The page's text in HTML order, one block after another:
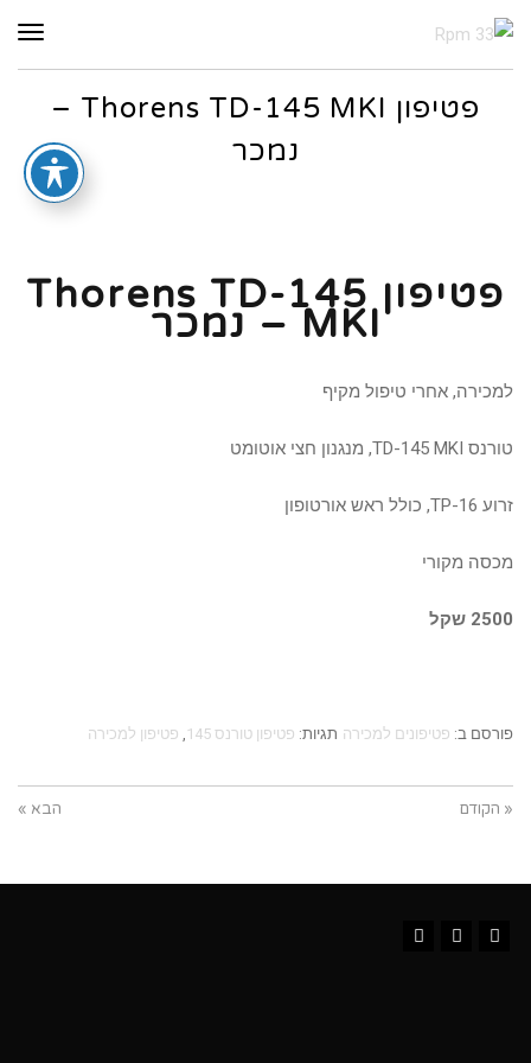
פטיפון Thorens TD-145 MKI –
נמכר
פטיפון Thorens TD-145
MKI – נמכר
למכירה, אחרי טיפול מקיף
טורנס TD-145 MKI, מנגנון חצי אוטומט
זרוע TP-16, כולל ראש אורטופון
מכסה מקורי
2500 שקל
פורסם ב: פטיפונים למכירה תגיות: פטיפון טורנס 145 , פטיפון למכירה
« הקודם הבא »